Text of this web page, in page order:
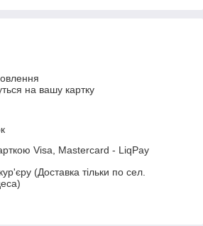
на вашу картку
Visa, Mastercard - LiqPay
(Доставка тільки по сел.